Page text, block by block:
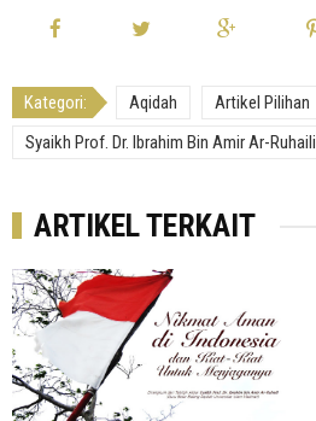
Kategori: Aqidah Artikel Pilihan
Syaikh Prof. Dr. Ibrahim Bin Amir Ar-Ruhaili
ARTIKEL TERKAIT